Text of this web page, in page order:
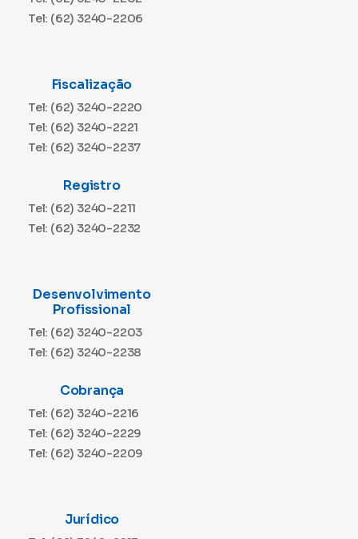
Tel: (62) 3240-2206
Fiscalização
Tel: (62) 3240-2220
Tel: (62) 3240-2221
Tel: (62) 3240-2237
Registro
Tel: (62) 3240-2211
Tel: (62) 3240-2232
Desenvolvimento
Profissional
Tel: (62) 3240-2203
Tel: (62) 3240-2238
Cobrança
Tel: (62) 3240-2216
Tel: (62) 3240-2229
Tel: (62) 3240-2209
Jurídico